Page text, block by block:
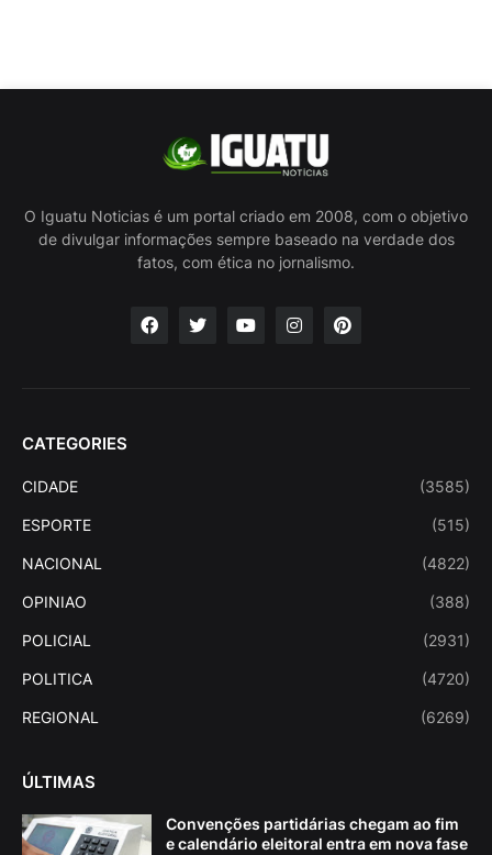
O Iguatu Noticias é um portal criado em 2008, com o objetivo
de divulgar informações sempre baseado na verdade dos
fatos, com ética no jornalismo.
CATEGORIES
CIDADE (3585)
ESPORTE (515)
NACIONAL (4822)
OPINIAO (388)
POLICIAL (2931)
POLITICA (4720)
REGIONAL (6269)
ÚLTIMAS
Convenções partidárias chegam ao fim
e calendário eleitoral entra em nova fase